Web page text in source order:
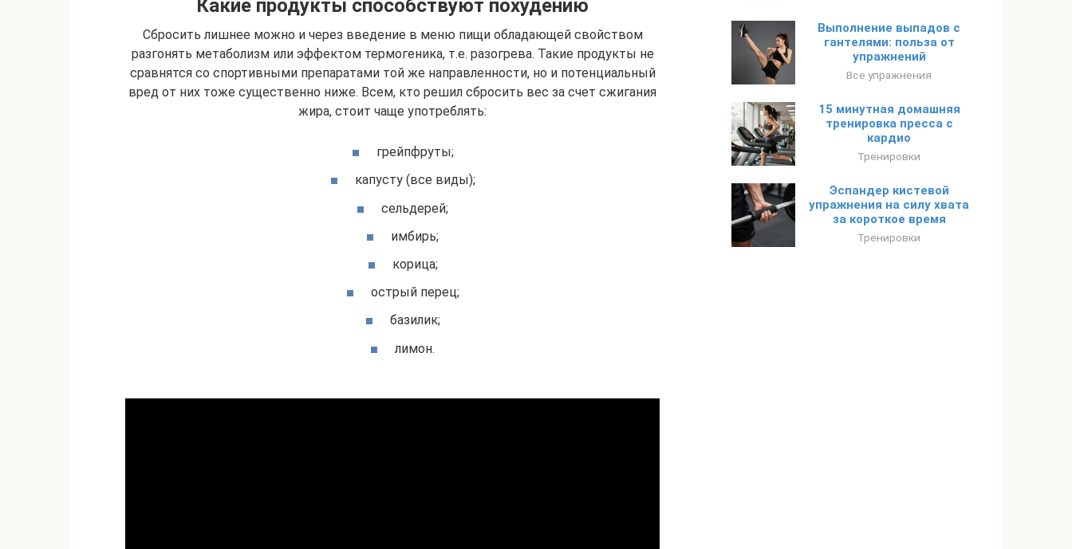
Какие продукты способствуют похудению
Сбросить лишнее можно и через введение в меню пищи обладающей свойством
разгонять метаболизм или эффектом термогеника, т.е. разогрева. Такие продукты не
сравнятся со спортивными препаратами той же направленности, но и потенциальный
вред от них тоже существенно ниже. Всем, кто решил сбросить вес за счет сжигания
жира, стоит чаще употреблять:
грейпфруты;
капусту (все виды);
сельдерей;
имбирь;
корица;
острый перец;
базилик;
лимон.
Выполнение выпадов с
гантелями: польза от
упражнений
Все упражнения
15 минутная домашняя
тренировка пресса с
кардио
Тренировки
Эспандер кистевой
упражнения на силу хвата
за короткое время
Тренировки